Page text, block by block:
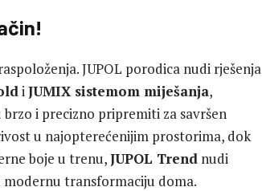
JUPOL porodica nudi rješenja
iJUMIX sistemom miješanja,
i precizno pripremiti za savršen
u najopterećenijim prostorima, dok
boje u trenu,JUPOL Trend nudi
transformaciju doma.